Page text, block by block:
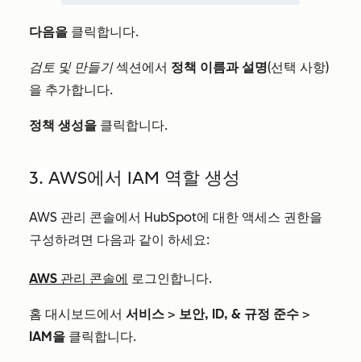
다음을 클릭합니다.
검토 및 만들기섹션에서 정책 이름과 설명(선택 사항)
을 추가합니다.
정책 생성을 클릭합니다.
3. AWS에서 IAM 역할 생성
AWS 관리 콘솔에서 HubSpot에 대한 액세스 권한을
구성하려면 다음과 같이 하세요:
AWS 관리 콘솔에 로그인합니다.
홈 대시보드에서 서비스 > 보안, ID, & 규정 준수 >
IAM을 클릭합니다.